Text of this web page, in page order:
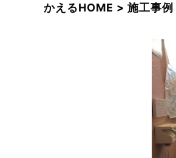
かえるHOME > 施工事例